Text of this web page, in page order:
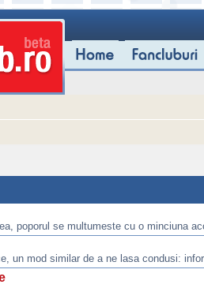
poporul se multumeste cu o minciuna
un mod similar de a ne lasa condusi: